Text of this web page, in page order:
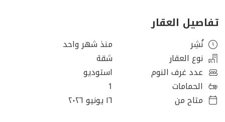
تفاصيل العقار
نُشِر
منذ شهر واحد
نوع العقار
شقة
عدد غرف النوم
استوديو
الحمامات
1
متاح من
١٦ يونيو ٢٠٢٦